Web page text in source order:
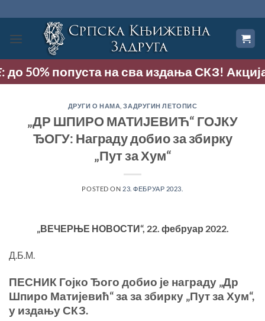
на
садржај
50% попуста на сва издања СКЗ! Акција
ДРУГИ О НАМА ,ЗАДРУГИН ЛЕТОПИС
„ДР ШПИРО МАТИЈЕВИЋ“ ГОЈКУ
ЂОГУ: Награду добио за збирку
„Пут за Хум“
POSTED ON 23. ФЕБРУАР 2023.
„ВЕЧЕРЊЕ НОВОСТИ“, 22. фебруар 2022.
Д.Б.М.
ПЕСНИК Гојко Ђого добио је награду „Др
Шпиро Матијевић“ за за збирку „Пут за Хум“,
у издању СКЗ.